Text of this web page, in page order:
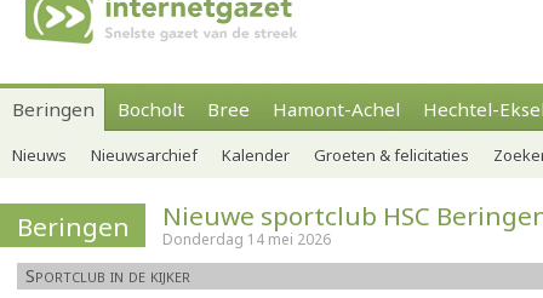
Beringen Bocholt Bree Hamont-Achel Hechtel-
Nieuws Nieuwsarchief Kalender Groeten & felicitaties
Beringen Nieuwe sportclub HSC
Donderdag 14 mei 2026
Sportclub in de kijker